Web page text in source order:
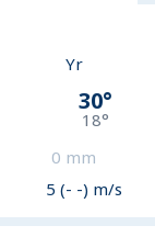
Yr
30°
18°
0 mm
5 (- -) m/s